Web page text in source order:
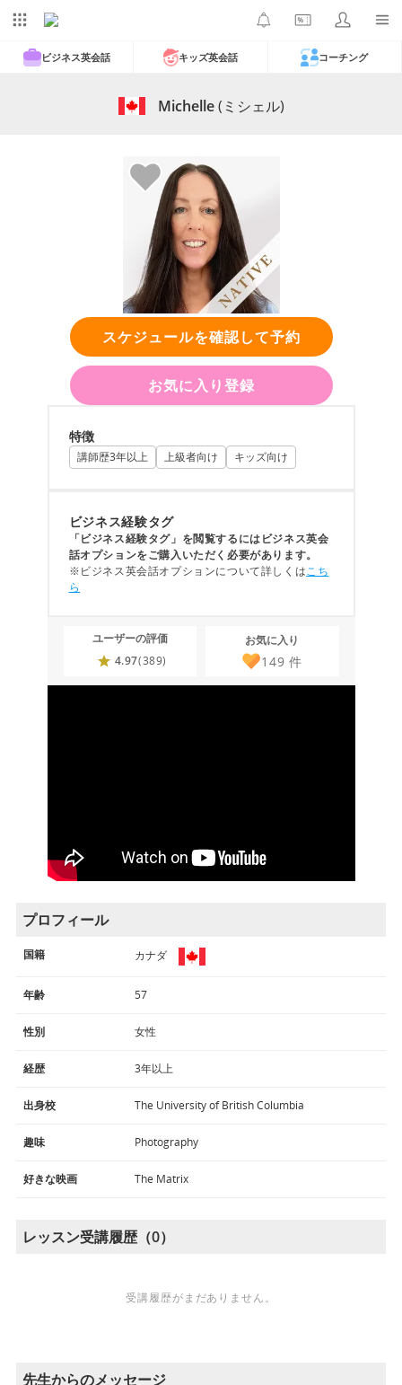
ビジネス英会話 キッズ英会話 コーチング
Michelle(ミシェル)
スケジュールを確認して予約
お気に入り登録
特徴
講師歴3年以上 上級者向け キッズ向け
ビジネス経験タグ
「ビジネス経験タグ」を閲覧するにはビジネス英会
話オプションをご購入いただく必要があります。
※ビジネス英会話オプションについて詳しくはこち
ら
ユーザーの評価
4.97(389)
お気に入り
149 件
プロフィール
国籍 カナダ
年齢 57
性別 女性
経歴 3年以上
出身校 The University of British Columbia
趣味 Photography
好きな映画 The Matrix
レッスン受講履歴（0）
受講履歴がまだありません。
先生からのメッセージ